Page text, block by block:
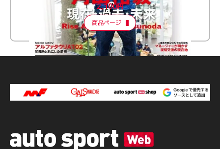
2,100円
商品ページ